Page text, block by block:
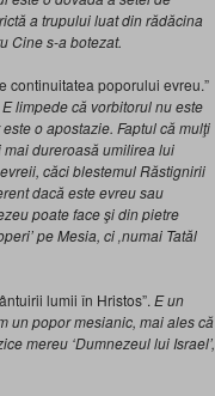
a trupului luat din rădăcina
Cine s-a botezat.
continuitatea poporului evreu.”
limpede că vorbitorul nu este
o apostazie. Faptul că mulţi
dureroasă umilirea lui
căci blestemul Răstignirii
dacă este evreu sau
poate face şi din pietre
pe Mesia, ci ‚numai Tatăl
lumii în Hristos”. E un
un popor mesianic, mai ales că
mereu ‘Dumnezeul lui Israel’,